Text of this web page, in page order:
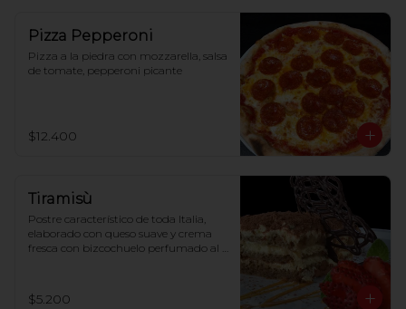
Pizza Pepperoni
Pizza a la piedra con mozzarella, salsa
de tomate, pepperoni picante
$12.400
Tiramisù
Postre característico de toda Italia,
elaborado con queso suave y crema
fresca con bizcochuelo perfumado al
$5.200